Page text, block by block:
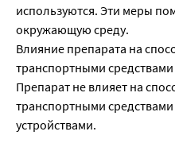
используются. Эти меры
окружающую среду.
Влияние препарата на
транспортными
Препарат не влияет на
транспортными
устройствами.